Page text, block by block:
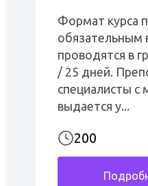
Формат курса
обязательным
проводятся в
/ 25 дней.
специалисты
выдается у...
200